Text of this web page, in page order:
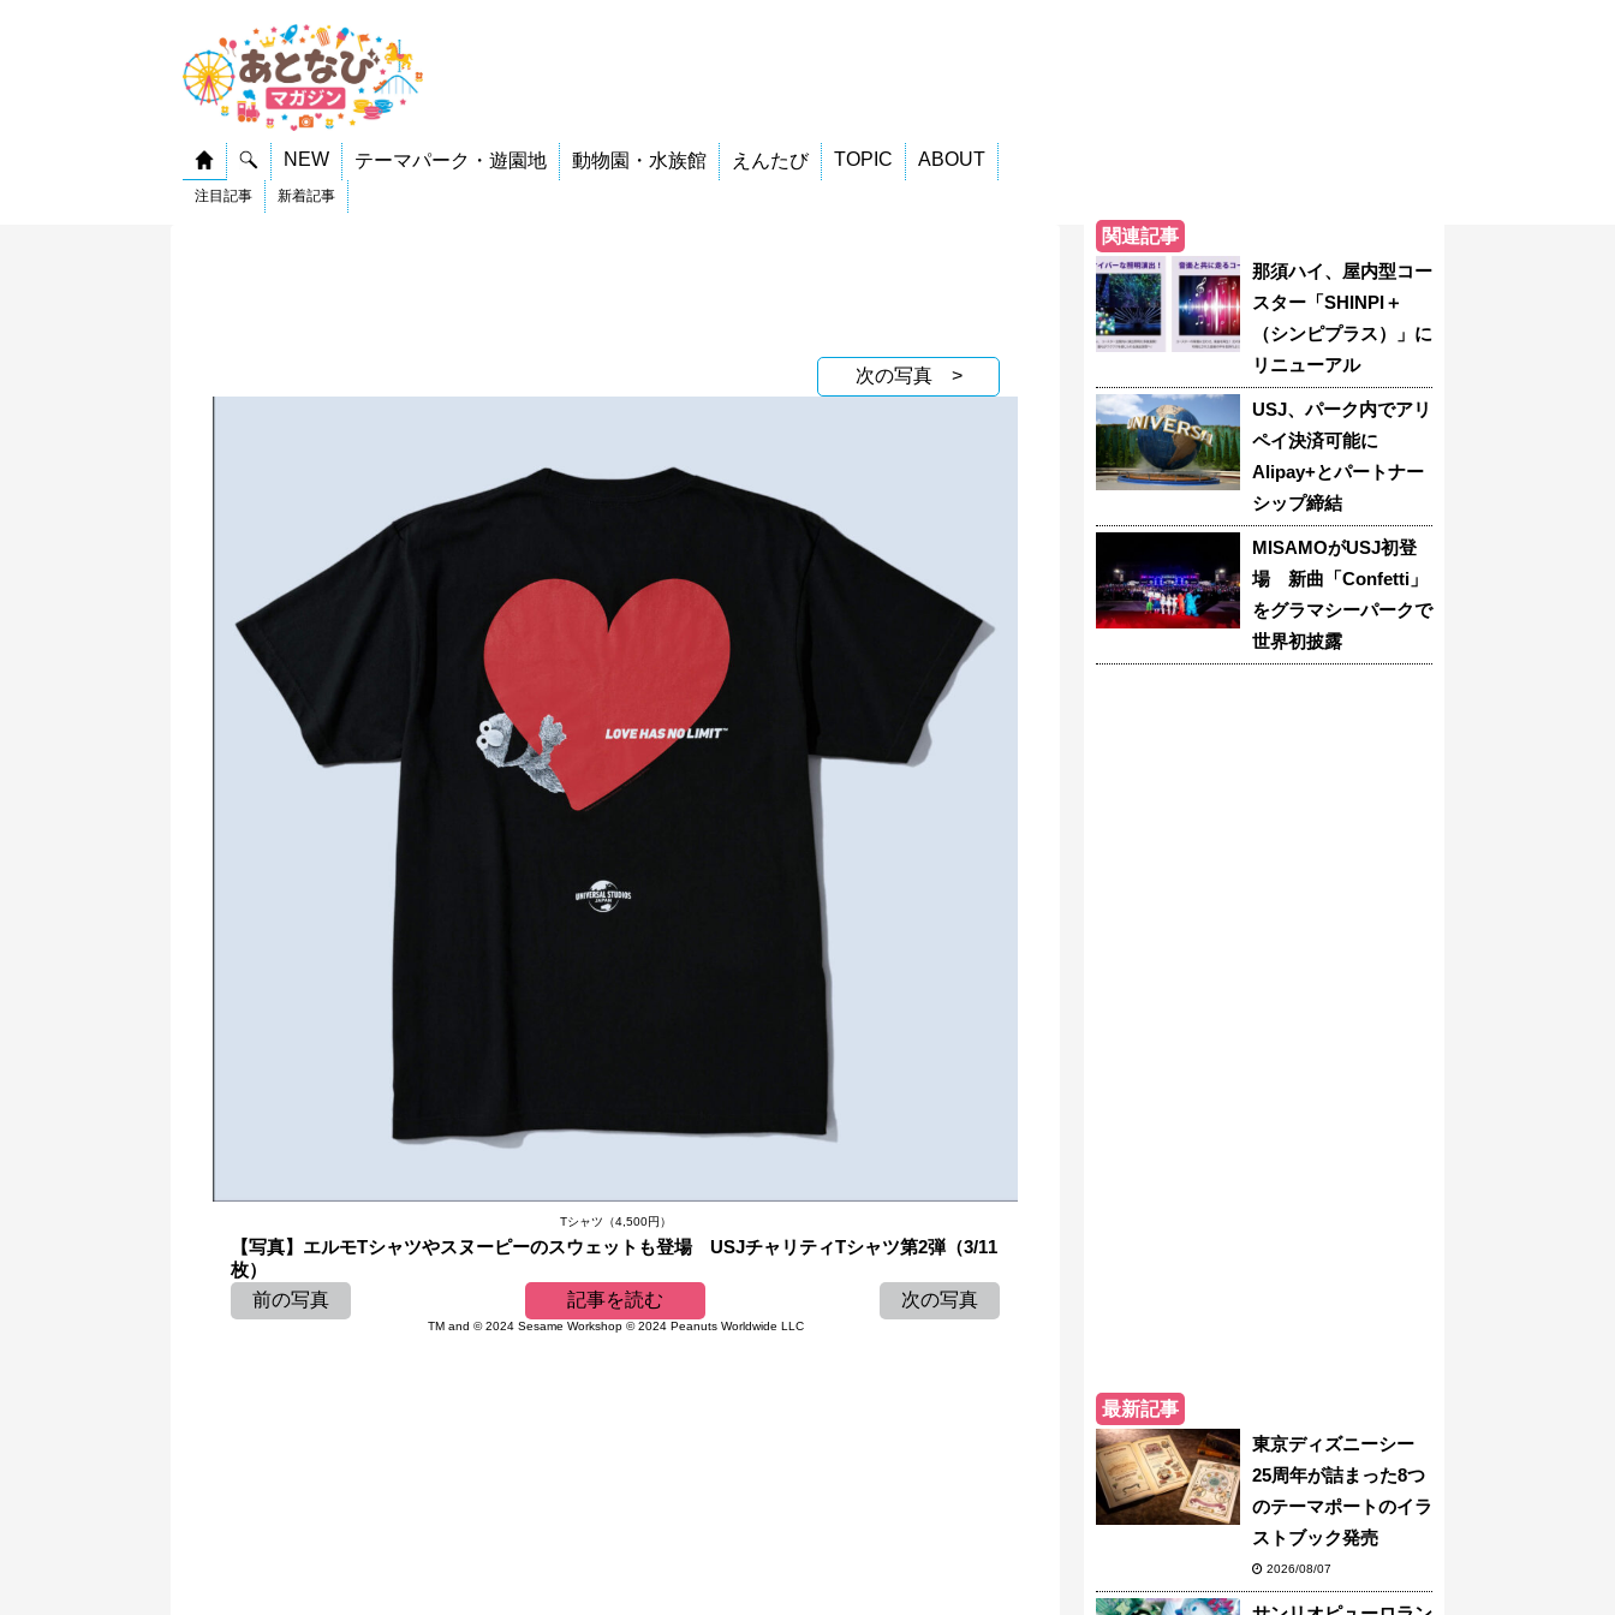
NEW テーマパーク・遊園地 動物園・水族館 えんたび TOPIC ABOUT
注目記事 新着記事
次の写真 >
Tシャツ（4,500円）
【写真】エルモTシャツやスヌーピーのスウェットも登場 USJチャリティTシャツ第2弾（3/11
枚）
前の写真
記事を読む 次の写真
TM and © 2024 Sesame Workshop © 2024 Peanuts Worldwide LLC
関連記事
那須ハイ、屋内型コー
スター「SHINPI＋
（シンピプラス）」に
リニューアル
USJ、パーク内でアリ
ペイ決済可能に
Alipay+とパートナー
シップ締結
MISAMOがUSJ初登
場 新曲「Confetti」
をグラマシーパークで
世界初披露
最新記事
東京ディズニーシー
25周年が詰まった8つ
のテーマポートのイラ
ストブック発売
2026/08/07